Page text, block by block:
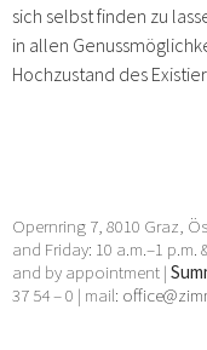
sich selbst finden zu
in allen
Hochzustand des
Opernring 7, 8010 Graz,
and Friday: 10 a.m.–1 p.m.
and by appointment |
37 54 – 0 | mail: